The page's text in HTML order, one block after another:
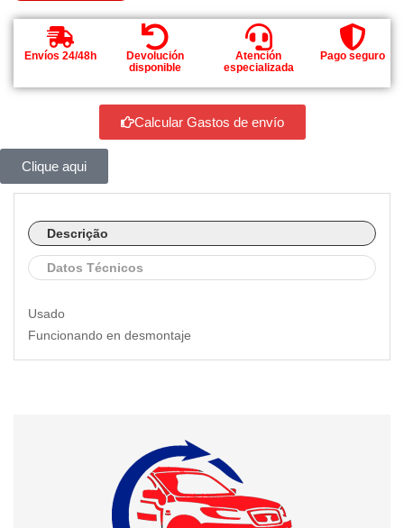
Envíos 24/48h
Devolución
disponible
Atención
especializada
Pago seguro
Calcular Gastos de envío
Clique aqui
Descrição
Datos Técnicos
Usado
Funcionando en desmontaje